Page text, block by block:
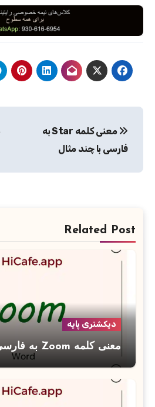
نوشته
معنی کلمه Star به
فارسی با چند مثال
Related Post
دیکشنری پایه
معنی کلمه Zoom به فارسی با چند مثال